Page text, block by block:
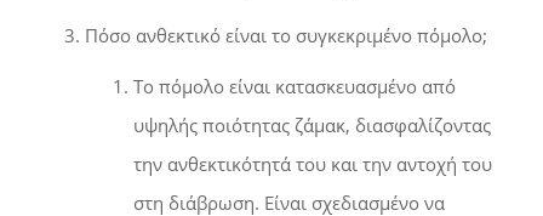
Πόσο ανθεκτικό είναι το συγκεκριμένο πόμολο;
Το πόμολο είναι κατασκευασμένο από
υψηλής ποιότητας ζάμακ, διασφαλίζοντας
την ανθεκτικότητά του και την αντοχή του
στη διάβρωση. Είναι σχεδιασμένο να